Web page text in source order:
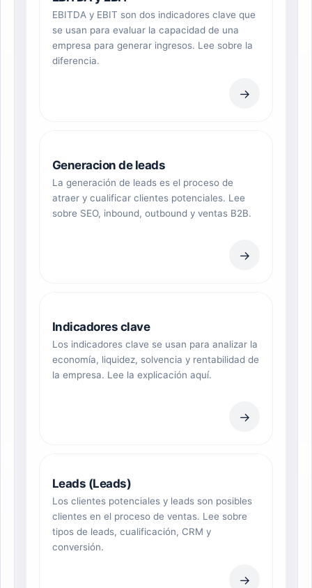
EBITDA y EBIT son dos indicadores clave que
se usan para evaluar la capacidad de una
empresa para generar ingresos. Lee sobre la
diferencia.
→
Generacion de leads
La generación de leads es el proceso de
atraer y cualificar clientes potenciales. Lee
sobre SEO, inbound, outbound y ventas B2B.
→
Indicadores clave
Los indicadores clave se usan para analizar la
economía, liquidez, solvencia y rentabilidad de
la empresa. Lee la explicación aquí.
→
Leads (Leads)
Los clientes potenciales y leads son posibles
clientes en el proceso de ventas. Lee sobre
tipos de leads, cualificación, CRM y
conversión.
→